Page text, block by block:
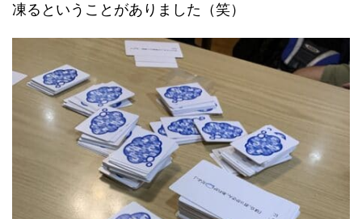
凍るということがありました（笑）